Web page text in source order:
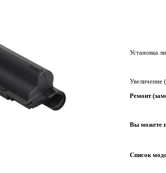
Установка
Увеличение
Ремонт
Вы можете
Список